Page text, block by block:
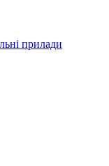
прилади